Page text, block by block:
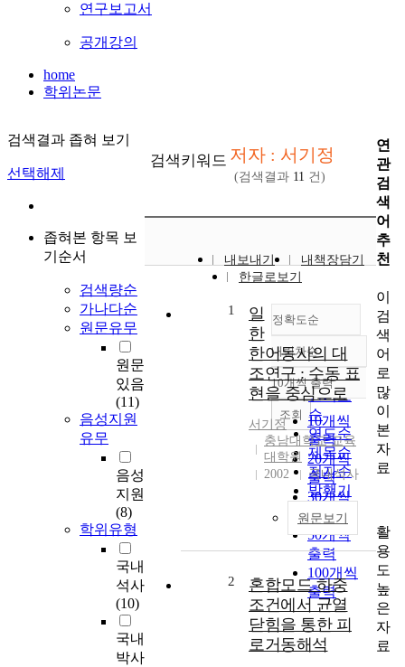
연구보고서
공개강의
home
학위논문
검색결과 좁혀 보기
선택해제
좁혀본 항목 보
기순서
검색량순
가나다순
원문유무
원문
있음
(11)
음성지원
유무
음성
지원
(8)
학위유형
국내
석사
(10)
국내
박사
검색키워드 저자 : 서기정
(검색결과 11 건)
내보내기
내책장담기
한글로보기
정확도순
정확도
순
인기도
순
연도순
제목순
저자순
발행기
관순
내림차순
내림차순
10개씩 출력
10개씩
출력
20개씩
출력
30개씩
출력
50개씩
출력
100개씩
출력
조회
1
일
한
한어동사의 대
조연구 : 수동 표
현을 중심으로
서기정
충남대학교 교육
대학원
2002
국내석사
원문보기
2
혼합모드 하중
조건에서 균열
닫힘을 통한 피
로거동해석
연
관
검
색
어
추
천
이
검
색
어
로
많
이
본
자
료
활
용
도
높
은
자
료